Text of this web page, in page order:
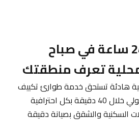
خدمة طوارئ 24 ساعة في صباح
تعرف منطقتك
هادئة تستحق خدمة طوارئ تكييف
استثنائية. نصل إليك من حولي خلال 40 دقيقة بكل احترافية
السكنية والشقق بصيانة دقيقة